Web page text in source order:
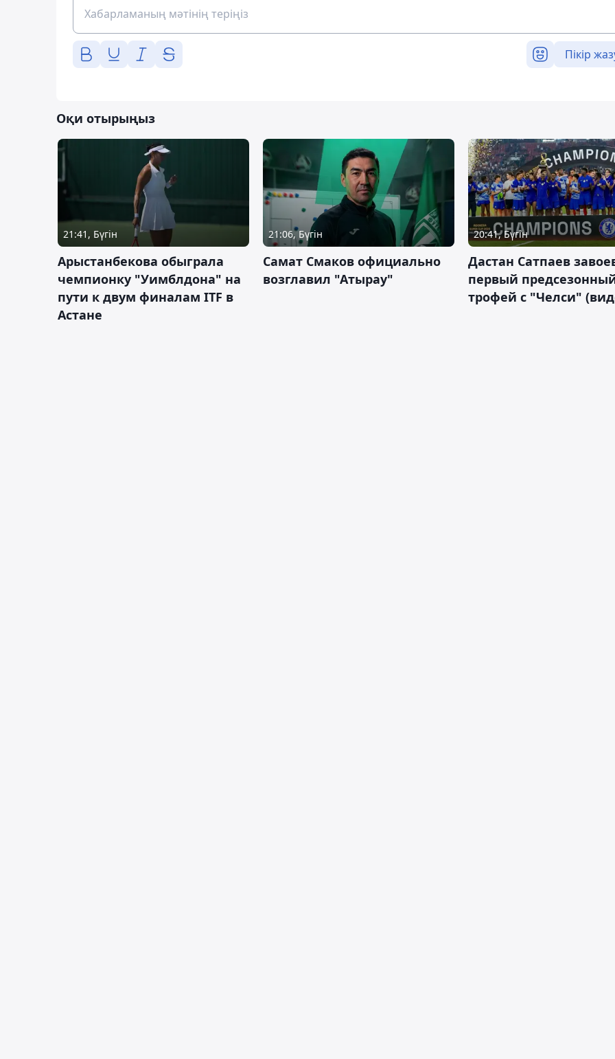
Пікір
Оқи отырыңыз
21:41, Бүгін
Арыстанбекова обыграла
чемпионку "Уимблдона" на
пути к двум финалам ITF в
Астане
21:06, Бүгін
Самат Смаков официально
возглавил "Атырау"
20:41, Бүгін
Дастан Сатпаев
первый
трофей с "Челси"